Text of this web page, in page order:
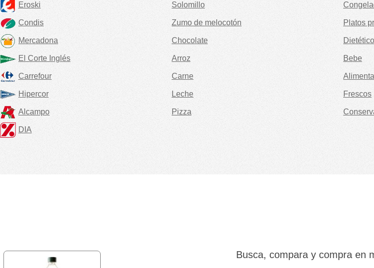
Eroski
Condis
Mercadona
El Corte Inglés
Carrefour
Hipercor
Alcampo
DIA
Solomillo
Zumo de melocotón
Chocolate
Arroz
Carne
Leche
Pizza
Platos
Bebe
Frescos
Busca, compara y compra en